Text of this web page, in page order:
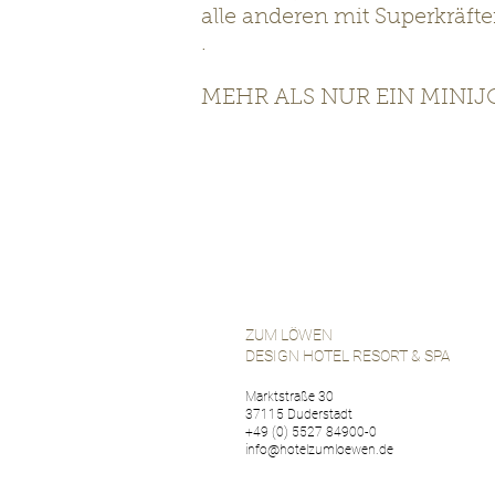
alle anderen mit
.
MEHR ALS NUR EIN
ZUM LÖWEN
DESIGN HOTEL RESORT & SPA
Marktstraße 30
37115 Duderstadt
+49 (0) 5527 84900-0
info@hotelzumloewen.de